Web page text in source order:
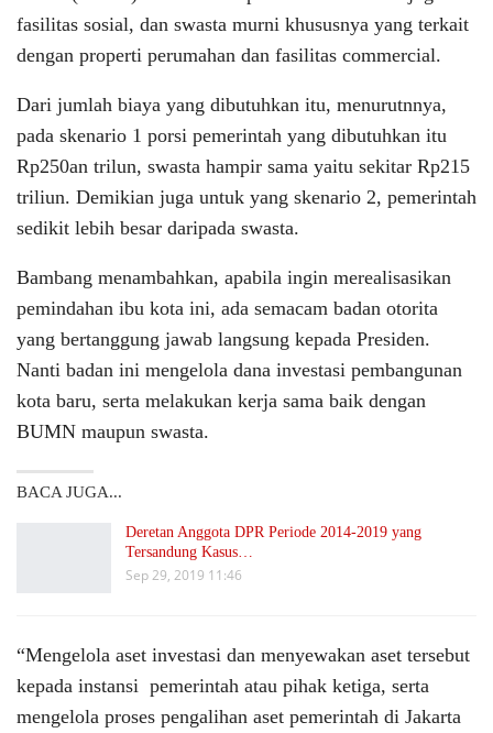
fasilitas sosial, dan swasta murni khususnya yang terkait
dengan properti perumahan dan fasilitas commercial.
Dari jumlah biaya yang dibutuhkan itu, menurutnnya,
pada skenario 1 porsi pemerintah yang dibutuhkan itu
Rp250an trilun, swasta hampir sama yaitu sekitar Rp215
triliun. Demikian juga untuk yang skenario 2, pemerintah
sedikit lebih besar daripada swasta.
Bambang menambahkan, apabila ingin merealisasikan
pemindahan ibu kota ini, ada semacam badan otorita
yang bertanggung jawab langsung kepada Presiden.
Nanti badan ini mengelola dana investasi pembangunan
kota baru, serta melakukan kerja sama baik dengan
BUMN maupun swasta.
BACA JUGA...
Deretan Anggota DPR Periode 2014-2019 yang
Tersandung Kasus…
Sep 29, 2019 11:46
“Mengelola aset investasi dan menyewakan aset tersebut
kepada instansi pemerintah atau pihak ketiga, serta
mengelola proses pengalihan aset pemerintah di Jakarta